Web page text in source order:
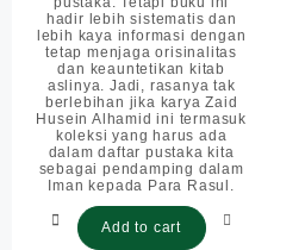
hadir lebih sistematis dan
lebih kaya informasi dengan
tetap menjaga orisinalitas
dan keauntetikan kitab
aslinya. Jadi, rasanya tak
berlebihan jika karya Zaid
Husein Alhamid ini termasuk
koleksi yang harus ada
dalam daftar pustaka kita
sebagai pendamping dalam
Iman kepada Para Rasul.
Add to cart